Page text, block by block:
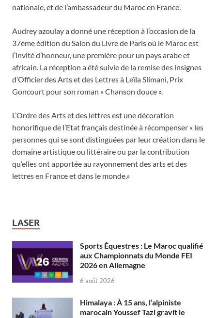
nationale, et de l’ambassadeur du Maroc en France.
Audrey azoulay a donné une réception à l’occasion de la
37ème édition du Salon du Livre de Paris où le Maroc est
l’invité d’honneur, une première pour un pays arabe et
africain. La réception a été suivie de la remise des insignes
d’Officier des Arts et des Lettres à Leïla Slimani, Prix
Goncourt pour son roman « Chanson douce ».
L’Ordre des Arts et des lettres est une décoration
honorifique de l’Etat français destinée à récompenser « les
personnes qui se sont distinguées par leur création dans le
domaine artistique ou littéraire ou par la contribution
qu’elles ont apportée au rayonnement des arts et des
lettres en France et dans le monde.»
LASER
Sports Équestres : Le Maroc qualifié
aux Championnats du Monde FEI
2026 en Allemagne
6 août 2026
Himalaya : À 15 ans, l’alpiniste
marocain Youssef Tazi gravit le